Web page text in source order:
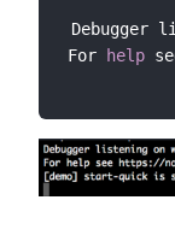
Debugger
For
help